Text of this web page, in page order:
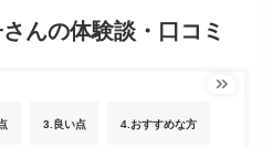
んの体験談・口コミ
3.良い点 4.おすすめな方